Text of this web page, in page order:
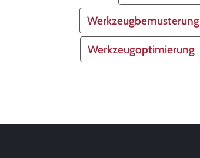
Werkzeugbemusterung
Werkzeugoptimierung